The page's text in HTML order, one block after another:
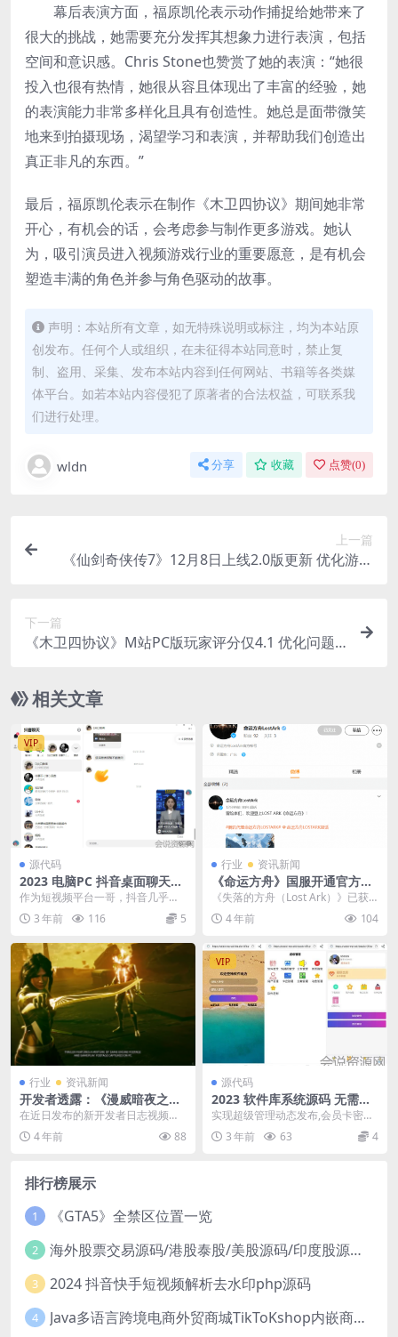
幕后表演方面，福原凯伦表示动作捕捉给她带来了
很大的挑战，她需要充分发挥其想象力进行表演，包括
空间和意识感。Chris Stone也赞赏了她的表演：“她很
投入也很有热情，她很从容且体现出了丰富的经验，她
的表演能力非常多样化且具有创造性。她总是面带微笑
地来到拍摄现场，渴望学习和表演，并帮助我们创造出
真正非凡的东西。”
最后，福原凯伦表示在制作《木卫四协议》期间她非常
开心，有机会的话，会考虑参与制作更多游戏。她认
为，吸引演员进入视频游戏行业的重要愿意，是有机会
塑造丰满的角色并参与角色驱动的故事。
声明：本站所有文章，如无特殊说明或标注，均为本站原
创发布。任何个人或组织，在未征得本站同意时，禁止复
制、盗用、采集、发布本站内容到任何网站、书籍等各类媒
体平台。如若本站内容侵犯了原著者的合法权益，可联系我
们进行处理。
wldn 分享 收藏 点赞(0)
上一篇
《仙剑奇侠传7》12月8日上线2.0版更新 优化游戏
下一篇
《木卫四协议》M站PC版玩家评分仅4.1 优化问题
相关文章
VIP
源代码
2023 电脑PC 抖音桌面聊天工
具v1.0.2
作为短视频平台一哥，抖音几乎覆
盖了所有年龄层用户，下到几岁小
朋友，上到到花甲老人...
3 年前 116 5
行业 资讯新闻
《命运方舟》国服开通官方微
博 腾讯代理，2023年开服
《失落的方舟（Lost Ark）》已获
得版号，国服名称确认为《命运方
舟》。今天游...
4 年前 104
行业 资讯新闻
开发者透露：《漫威暗夜之
子》约有6.5万句语音对话
在近日发布的新开发者日志视频
中，开发团队Firaxis Games表示，
在《漫威...
4 年前 88
VIP
源代码
2023 软件库系统源码 无需服
务器 带后台
实现超级管理动态发布,会员卡密系
统充值对接卡密网,软件发布板块后
台功能 1.首先...
3 年前 63 4
排行榜展示
1 《GTA5》全禁区位置一览
2 海外股票交易源码/港股泰股/美股源码/印度股源码/马拉西亚股票源码/国际股票配资
3 2024 抖音快手短视频解析去水印php源码
4 Java多语言跨境电商外贸商城TikToKshop内嵌商城I商家入驻I一键铺